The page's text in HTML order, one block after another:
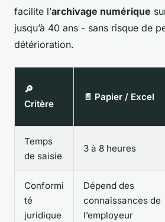
facilite l’archivage numérique
jusqu’à 40 ans - sans risque de
détérioration.
🔎
Critère
📄 Papier / Excel
Temps
de saisie
3 à 8 heures
Conformi
té
juridique
Dépend des
connaissances de
l’employeur